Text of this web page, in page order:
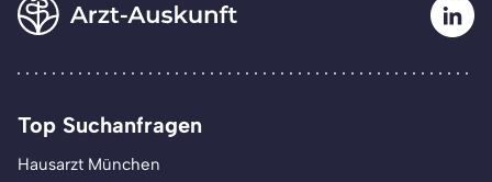
Top Suchanfragen
Hausarzt München